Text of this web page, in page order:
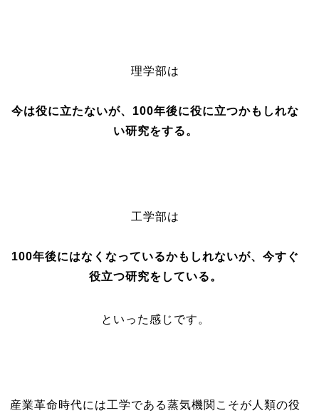
理学部は
今は役に立たないが、100年後に役に立つかもしれな
い研究をする。
工学部は
100年後にはなくなっているかもしれないが、今すぐ
役立つ研究をしている。
といった感じです。
産業革命時代には工学である蒸気機関こそが人類の役